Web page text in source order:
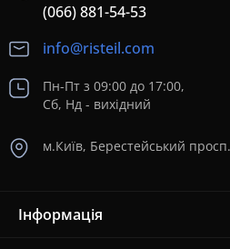
(066) 881-54-53
info@risteil.com
Пн-Пт з 09:00 до 17:00,
Сб, Нд - вихідний
м.Київ, Берестейський
Інформація